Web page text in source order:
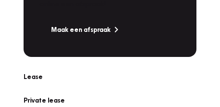
Maak een afspraak
Lease
Private lease